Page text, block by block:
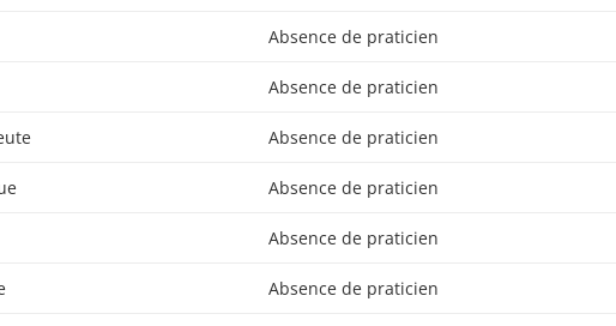
Absence de praticien
Absence de praticien
Absence de praticien
Absence de praticien
Absence de praticien
Absence de praticien